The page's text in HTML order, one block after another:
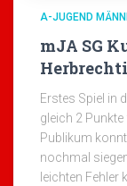
A-JUGEND
mJA SG
Erstes Spiel in
gleich 2
Publikum
nochmal
leichten Fehler